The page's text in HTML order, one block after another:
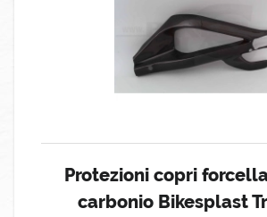
Protezioni copri
carbonio Bikesplast